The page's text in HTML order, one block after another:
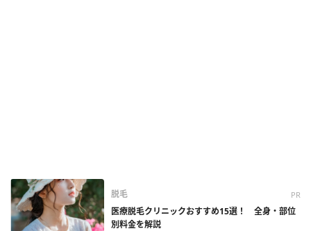
脱毛 PR
医療脱毛クリニックおすすめ15選！ 全身・部位
別料金を解説